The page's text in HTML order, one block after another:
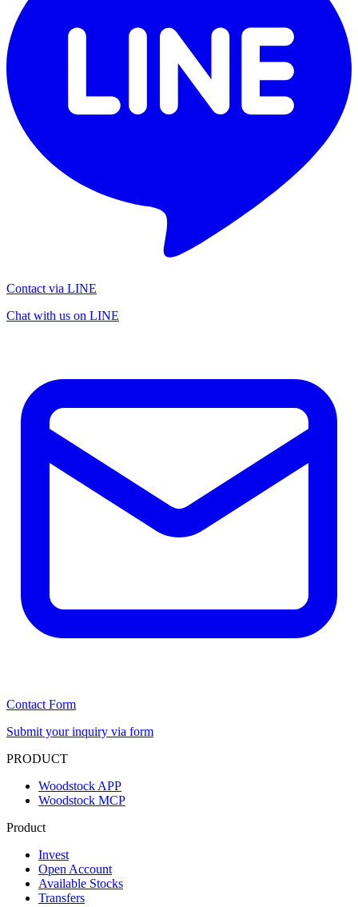
Contact via LINE
Chat with us on LINE
Contact Form
Submit your inquiry via form
PRODUCT
Woodstock APP
Woodstock MCP
Product
Invest
Open Account
Available Stocks
Transfers